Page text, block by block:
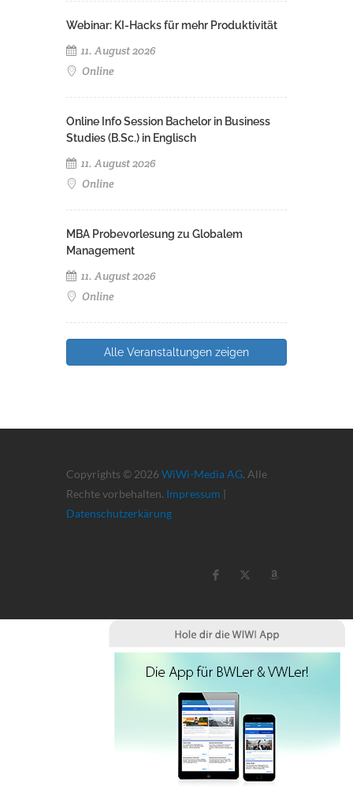
Webinar: KI-Hacks für mehr Produktivität
11. August 2026
Online
Online Info Session Bachelor in Business
Studies (B.Sc.) in Englisch
11. August 2026
Online
MBA Probevorlesung zu Globalem
Management
11. August 2026
Online
Alle Veranstaltungen zeigen
Copyrights © 2026 WiWi-Media AG. Alle
Rechte vorbehalten. Impressum |
Datenschutzerkärung